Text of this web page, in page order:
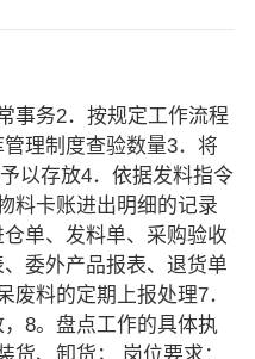
事务2．按规定工作流程
理制度查验数量3．将
以存放4．依据发料指令
料卡账进出明细的记录
单、发料单、采购验收
委外产品报表、退货单
废料的定期上报处理7．
8。盘点工作的具体执
货、卸货； 岗位要求：